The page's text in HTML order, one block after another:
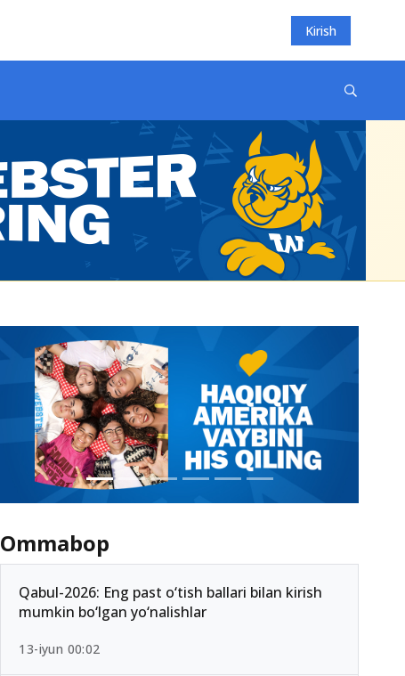
Kirish
Ommabop
Qabul-2026: Eng past o‘tish ballari bilan kirish
mumkin bo‘lgan yo‘nalishlar
13-iyun 00:02